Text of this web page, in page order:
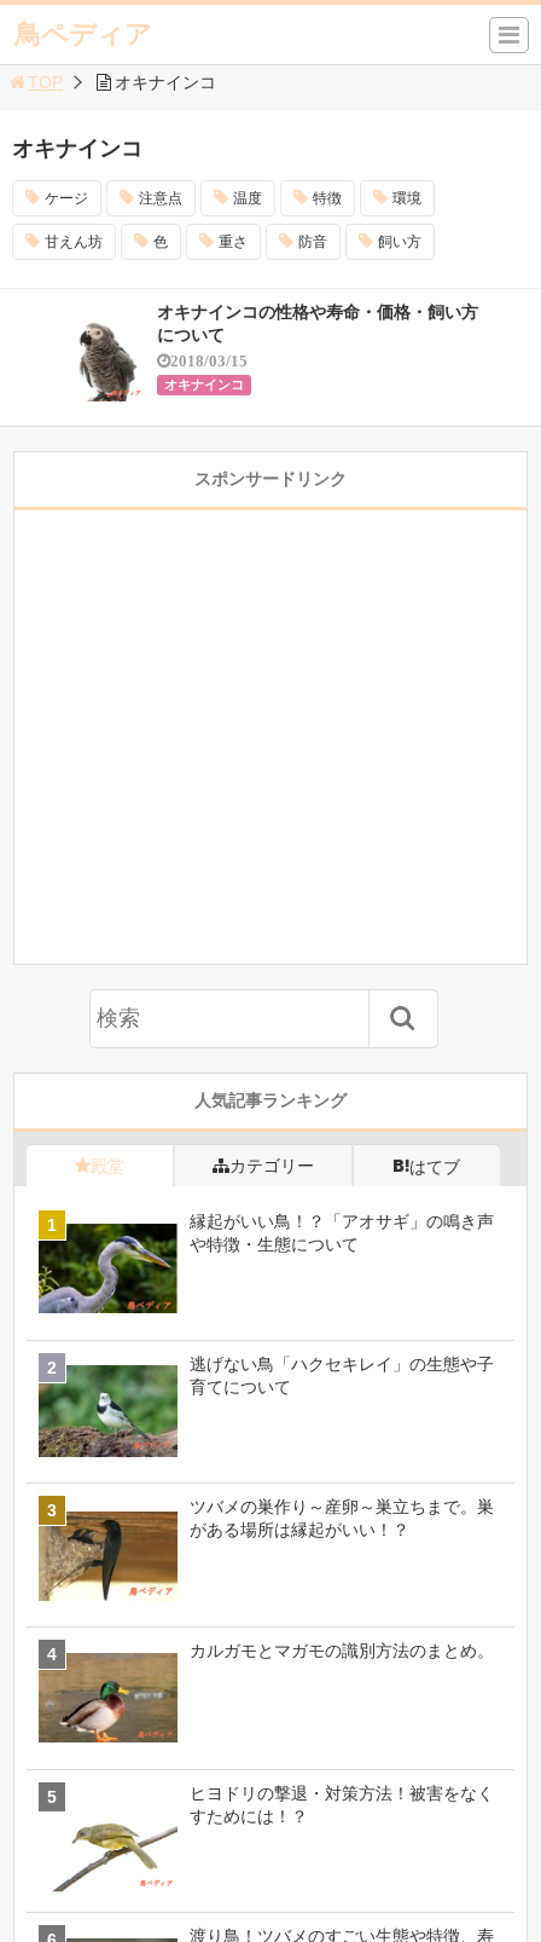
鳥ペディア
TOP オキナインコ
オキナインコ
ケージ 注意点 温度 特徴 環境
甘えん坊 色 重さ 防音 飼い方
オキナインコの性格や寿命・価格・飼い方
について
2018/03/15
オキナインコ
スポンサードリンク
人気記事ランキング
殿堂 カテゴリー はてブ
縁起がいい鳥！？「アオサギ」の鳴き声
や特徴・生態について
逃げない鳥「ハクセキレイ」の生態や子
育てについて
ツバメの巣作り～産卵～巣立ちまで。巣
がある場所は縁起がいい！？
カルガモとマガモの識別方法のまとめ。
ヒヨドリの撃退・対策方法！被害をなく
すためには！？
渡り鳥！ツバメのすごい生態や特徴、寿